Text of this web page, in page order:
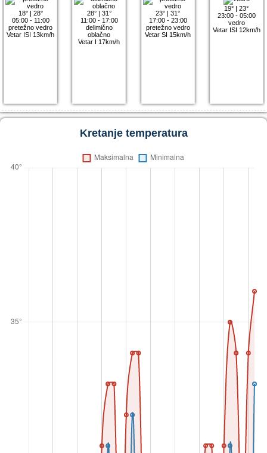
18°| 28°
05:00 - 11:00
pretežno vedro
Vetar ISI 13km/h
28°| 31°
11:00 - 17:00
delimično
oblačno
Vetar I 17km/h
23° |31°
17:00 - 23:00
pretežno vedro
Vetar SI 15km/h
19° |23°
23:00 - 05:00
vedro
Vetar ISI 12km/h
Kretanje temperatura